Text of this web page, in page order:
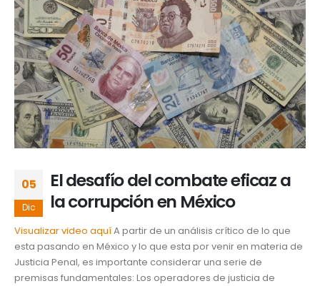
05
Dic
El desafío del combate eficaz a
la corrupción en México
Visualizar video aquíA partir de un análisis crítico de lo que
esta pasando en México y lo que esta por venir en materia de
Justicia Penal, es importante considerar una serie de
premisas fundamentales: Los operadores de justicia de